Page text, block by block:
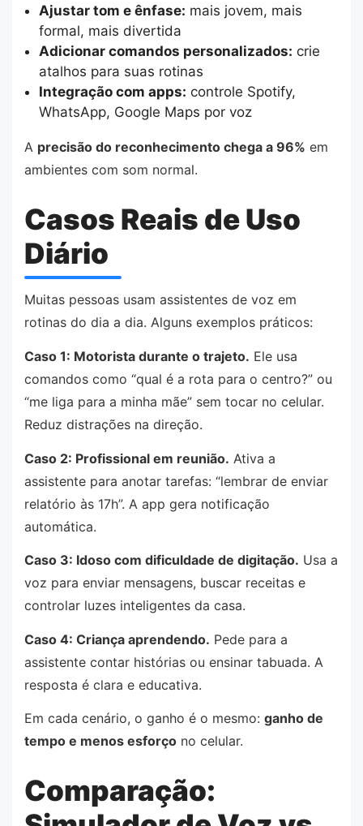
Ajustar tom e ênfase: mais jovem, mais
formal, mais divertida
Adicionar comandos personalizados: crie
atalhos para suas rotinas
Integração com apps: controle Spotify,
WhatsApp, Google Maps por voz
A precisão do reconhecimento chega a 96% em
ambientes com som normal.
Casos Reais de Uso
Diário
Muitas pessoas usam assistentes de voz em
rotinas do dia a dia. Alguns exemplos práticos:
Caso 1: Motorista durante o trajeto. Ele usa
comandos como “qual é a rota para o centro?” ou
“me liga para a minha mãe” sem tocar no celular.
Reduz distrações na direção.
Caso 2: Profissional em reunião. Ativa a
assistente para anotar tarefas: “lembrar de enviar
relatório às 17h”. A app gera notificação
automática.
Caso 3: Idoso com dificuldade de digitação. Usa a
voz para enviar mensagens, buscar receitas e
controlar luzes inteligentes da casa.
Caso 4: Criança aprendendo. Pede para a
assistente contar histórias ou ensinar tabuada. A
resposta é clara e educativa.
Em cada cenário, o ganho é o mesmo: ganho de
tempo e menos esforço no celular.
Comparação: